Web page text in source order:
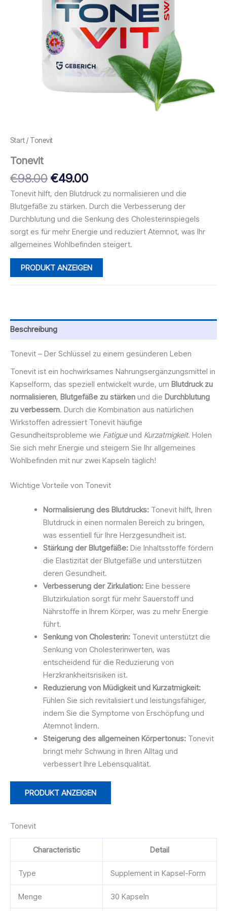
Start / Tonevit
Tonevit
€98.00Ursprünglicher
Preis
war:
€98.00
€49.00Aktueller
Preis
ist:
€49.00.
Tonevit hilft, den Blutdruck zu normalisieren und die
Blutgefäße zu stärken. Durch die Verbesserung der
Durchblutung und die Senkung des Cholesterinspiegels
sorgt es für mehr Energie und reduziert Atemnot, was Ihr
allgemeines Wohlbefinden steigert.
PRODUKT ANZEIGEN
Beschreibung
Tonevit – Der Schlüssel zu einem gesünderen Leben
Tonevit ist ein hochwirksames Nahrungsergänzungsmittel in
Kapselform, das speziell entwickelt wurde, um Blutdruck zu
normalisieren, Blutgefäße zu stärken und die Durchblutung
zu verbessern. Durch die Kombination aus natürlichen
Wirkstoffen adressiert Tonevit häufige
Gesundheitsprobleme wie Fatigueund Kurzatmigkeit. Holen
Sie sich mehr Energie und steigern Sie Ihr allgemeines
Wohlbefinden mit nur zwei Kapseln täglich!
Wichtige Vorteile von Tonevit
Normalisierung des Blutdrucks: Tonevit hilft, Ihren
Blutdruck in einen normalen Bereich zu bringen,
was essentiell für Ihre Herzgesundheit ist.
Stärkung der Blutgefäße: Die Inhaltsstoffe fördern
die Elastizität der Blutgefäße und unterstützen
deren Gesundheit.
Verbesserung der Zirkulation: Eine bessere
Blutzirkulation sorgt für mehr Sauerstoff und
Nährstoffe in Ihrem Körper, was zu mehr Energie
führt.
Senkung von Cholesterin: Tonevit unterstützt die
Senkung von Cholesterinwerten, was
entscheidend für die Reduzierung von
Herzkrankheitsrisiken ist.
Reduzierung von Müdigkeit und Kurzatmigkeit:
Fühlen Sie sich revitalisiert und leistungsfähiger,
indem Sie die Symptome von Erschöpfung und
Atemnot lindern.
Steigerung des allgemeinen Körpertonus: Tonevit
bringt mehr Schwung in Ihren Alltag und
verbessert Ihre Lebensqualität.
PRODUKT ANZEIGEN
Tonevit
Characteristic Detail
Type Supplement in Kapsel-Form
Menge 30 Kapseln